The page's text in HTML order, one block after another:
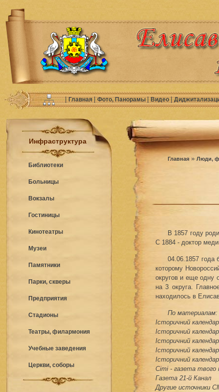
|Главная|Фото, Панорамы|Видео|
Инфраструктура
Библиотеки
Больницы
Вокзалы
Гостиницы
Кинотеатры
Музеи
Памятники
Парки, скверы
Предприятия
Стадионы
Театры, филармония
Учебные заведения
Церкви, соборы
Главная » Люди,
В 1857 году
С 1884 - доктор
04.06.1857 года
которому
округов и еще одну
на 3 округа.
находилось в
По материалам:
Історичний
Історичний
Історичний
Історичний
Історичний
Сіті - газета твого
Газета 21-й Канал
Другие источники